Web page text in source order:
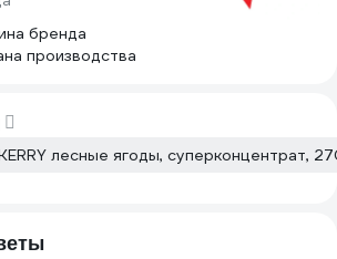
бренда
производства
лесные ягоды, суперконцентрат,